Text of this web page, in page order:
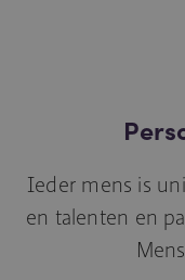
Ieder mens is
en talenten en